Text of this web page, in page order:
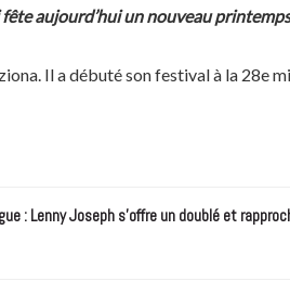
aujourd’hui un nouveau
Il a débuté son festival à la 28e
: Lenny Joseph s’offre un doublé et